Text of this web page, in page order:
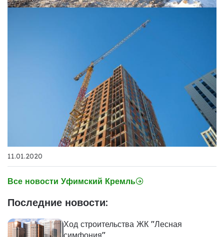
11.01.2020
Все новости Уфимский Кремль
Последние новости:
Ход строительства ЖК "Лесная
симфония"